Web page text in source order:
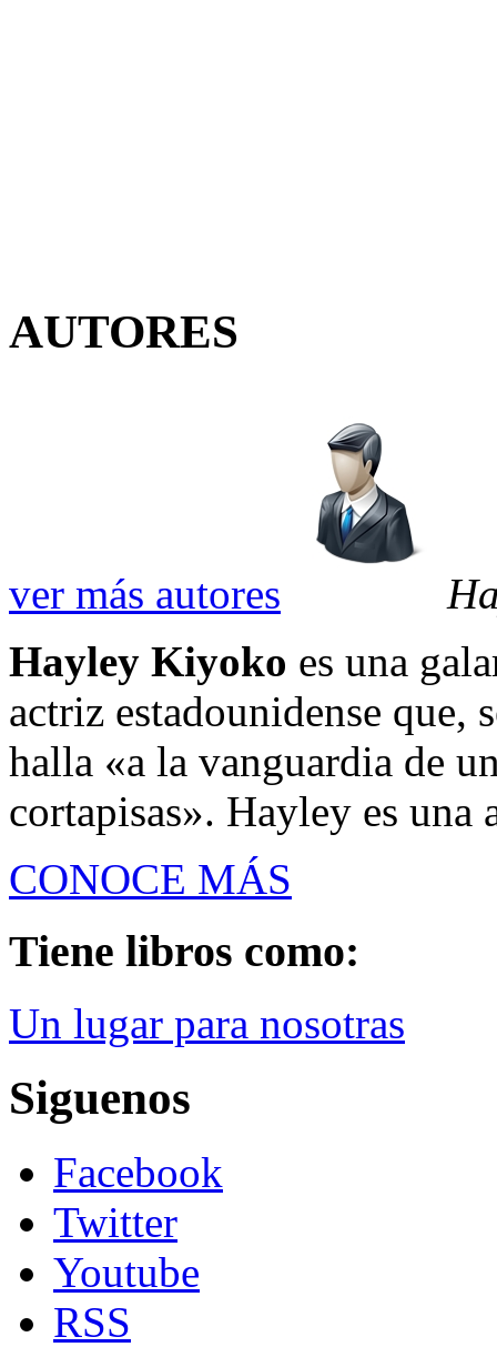
AUTORES
ver más autores
Hayley Kiyoko es una
actriz estadounidense que,
halla «a la vanguardia de
cortapisas». Hayley es una
CONOCE MÁS
Tiene libros como:
Un lugar para nosotras
Siguenos
Facebook
Twitter
Youtube
RSS